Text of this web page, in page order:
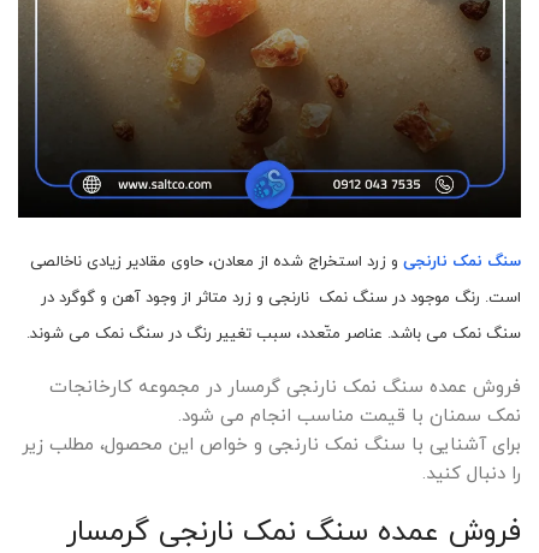
خاص،
بالای
متنوع،
بازارهای
طرفداران
پیدا
کرده
است.
یکی
از
مهم‌ترین
تولیدکنندگان
سنگ
خالص
در
سنگ نمک نارنجی و زرد استخراج شده از معادن، حاوی مقادیر زیادی ناخالصی
است. رنگ موجود در سنگ نمک نارنجی و زرد متاثر از وجود آهن و گوگرد در
سنگ نمک می باشد. عناصر متّعدد، سبب تغییر رنگ در سنگ نمک می شوند.
فروش عمده سنگ نمک نارنجی گرمسار در مجموعه کارخانجات
نمک سمنان با قیمت مناسب انجام می شود.
برای آشنایی با سنگ نمک نارنجی و خواص این محصول، مطلب زیر
را دنبال کنید.
فروش عمده سنگ نمک نارنجی گرمسار